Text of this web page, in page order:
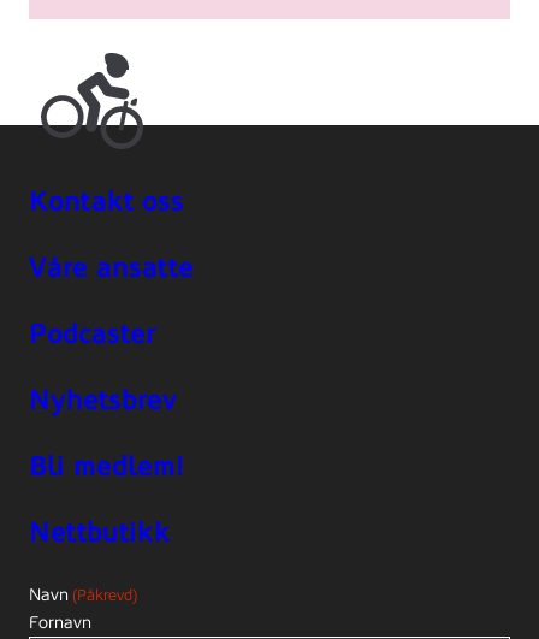
day
Kontakt oss
Våre ansatte
Podcaster
Nyhetsbrev
Bli medlem!
Nettbutikk
Navn (Påkrevd)
Fornavn